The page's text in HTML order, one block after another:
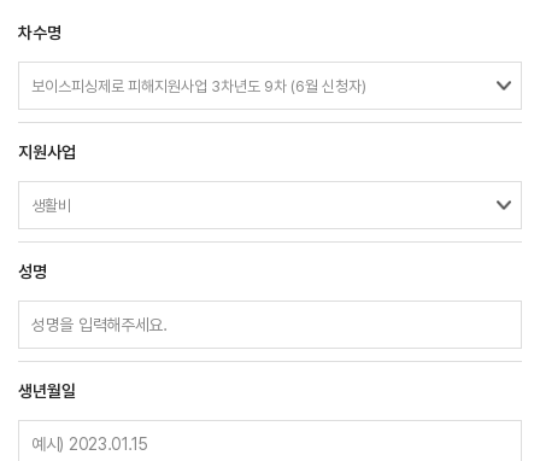
차수명
지원사업
성명
생년월일